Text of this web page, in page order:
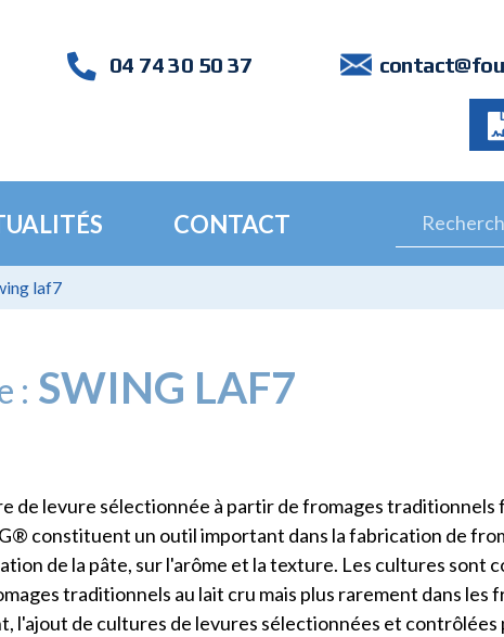
04 74 30 50 37
CONTACT
laf7
: SWING LAF7
de levure sélectionnée à partir de fromages traditionnels
constituent un outil important dans la fabrication de
de la pâte, sur l'arôme et la texture. Les cultures sont
traditionnels au lait cru mais plus rarement dans les
l'ajout de cultures de levures sélectionnées et